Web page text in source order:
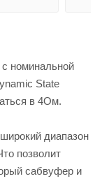
номинальной
State
в 4Ом.
диапазон
позволит
сабвуфер и